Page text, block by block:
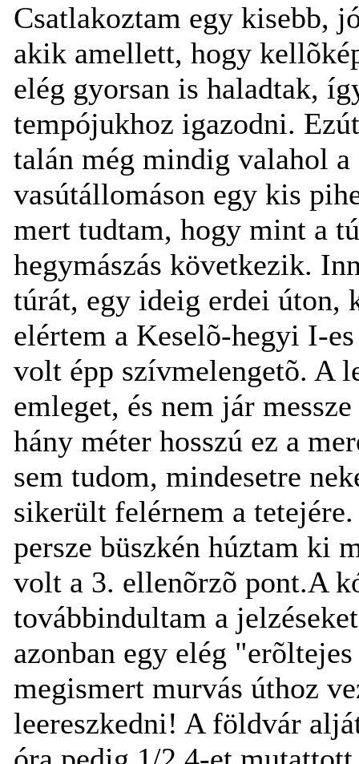
Csatlakoztam egy kisebb,
akik amellett, hogy
elég gyorsan is haladtak,
tempójukhoz igazodni.
talán még mindig valahol
vasútállomáson egy kis
mert tudtam, hogy mint a
hegymászás következik.
túrát, egy ideig erdei úton,
elértem a Keselõ-hegyi I-
volt épp szívmelengetõ. A
emleget, és nem jár
hány méter hosszú ez a
sem tudom, mindesetre
sikerült felérnem a
persze büszkén húztam ki
volt a 3. ellenõrzõ pont.A
továbbindultam a
azonban egy elég
megismert murvás úthoz
leereszkedni! A földvár